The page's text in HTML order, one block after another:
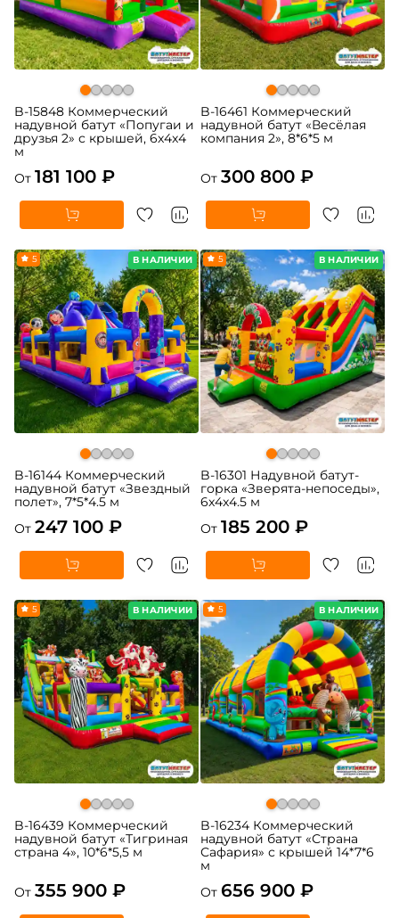
B-15848 Коммерческий
надувной батут «Попугаи и
друзья 2» с крышей, 6x4x4
м
От 181 100 ₽
B-16461 Коммерческий
надувной батут «Весёлая
компания 2», 8*6*5 м
От 300 800 ₽
В НАЛИЧИИ
5
B-16144 Коммерческий
надувной батут «Звездный
полет», 7*5*4.5 м
От 247 100 ₽
В НАЛИЧИИ
5
B-16301 Надувной батут-
горка «Зверята-непоседы»,
6x4x4.5 м
От 185 200 ₽
В НАЛИЧИИ
5
B-16439 Коммерческий
надувной батут «Тигриная
страна 4», 10*6*5,5 м
От 355 900 ₽
В НАЛИЧИИ
5
B-16234 Коммерческий
надувной батут «Страна
Сафария» с крышей 14*7*6
м
От 656 900 ₽